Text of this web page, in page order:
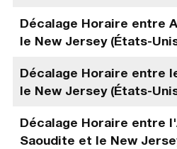
Décalage Horaire entre
le New Jersey (États-
Décalage Horaire entre
le New Jersey (États-
Décalage Horaire entre
Saoudite et le New